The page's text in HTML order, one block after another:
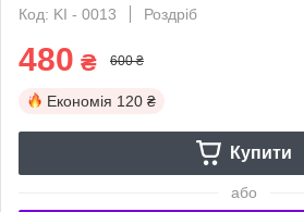
Код: KI - 0013
Роздріб
480 ₴ 600 ₴
Економія 120 ₴
Купити
або